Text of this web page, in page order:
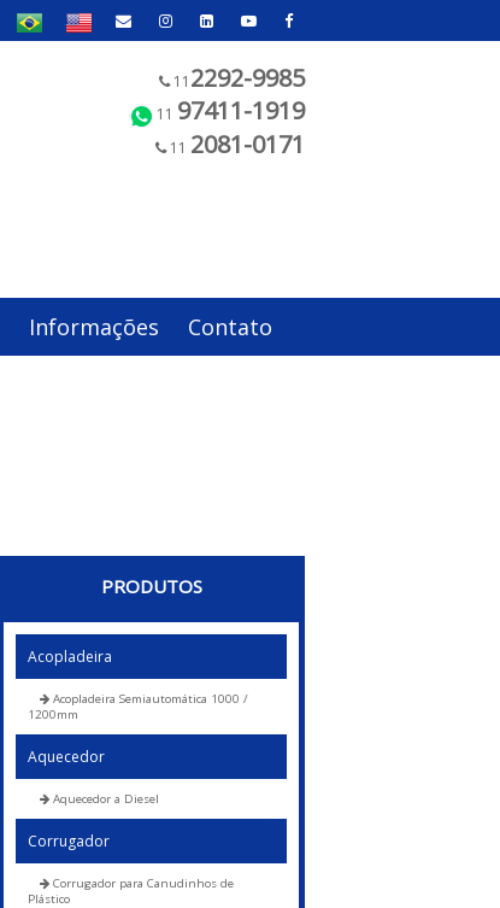
11 2292-9985
11 97411-1919
11 2081-0171
Informações Contato
PRODUTOS
Acopladeira
Acopladeira Semiautomática 1000 /
1200mm
Aquecedor
Aquecedor a Diesel
Corrugador
Corrugador para Canudinhos de
Plástico